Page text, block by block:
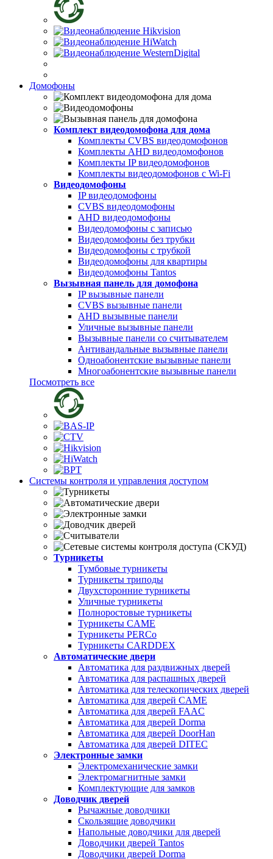
Домофоны
Комплект видеодомофона для дома
Комплекты CVBS видеодомофонов
Комплекты AHD видеодомофонов
Комплекты IP видеодомофонов
Комплекты видеодомофонов с Wi-Fi
Видеодомофоны
IP видеодомофоны
CVBS видеодомофоны
AHD видеодомофоны
Видеодомофоны с записью
Видеодомофоны без трубки
Видеодомофоны с трубкой
Видеодомофоны для квартиры
Видеодомофоны Tantos
Вызывная панель для домофона
IP вызывные панели
CVBS вызывные панели
AHD вызывные панели
Уличные вызывные панели
Вызывные панели со считывателем
Антивандальные вызывные панели
Одноабонентские вызывные панели
Многоабонентские вызывные панели
Посмотреть все
Системы контроля и управления доступом
Турникеты
Тумбовые турникеты
Турникеты триподы
Двухсторонние турникеты
Уличные турникеты
Полноростовые турникеты
Турникеты CAME
Турникеты PERCo
Турникеты CARDDEX
Автоматические двери
Автоматика для раздвижных дверей
Автоматика для распашных дверей
Автоматика для телескопических дверей
Автоматика для дверей CAME
Автоматика для дверей FAAC
Автоматика для дверей Dorma
Автоматика для дверей DoorHan
Автоматика для дверей DITEC
Электронные замки
Электромеханические замки
Электромагнитные замки
Комплектующие для замков
Доводчик дверей
Рычажные доводчики
Скользящие доводчики
Напольные доводчики для дверей
Доводчики дверей Tantos
Доводчики дверей Dorma